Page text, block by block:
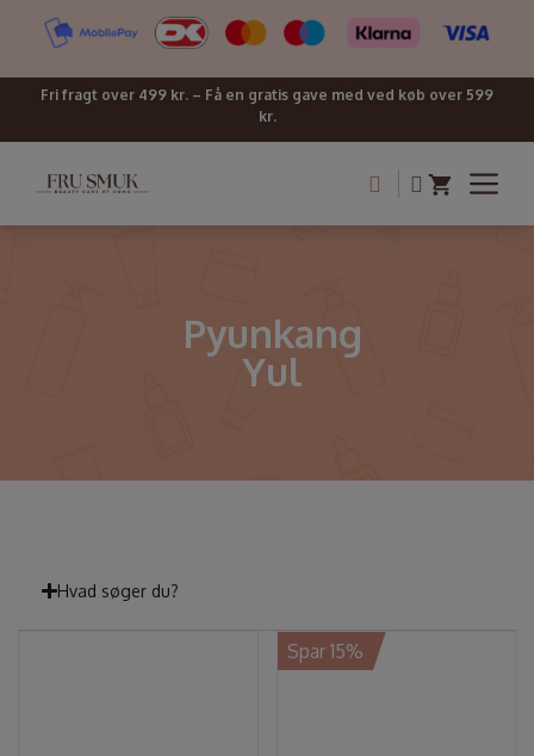
Fri fragt over 499 kr. – Få en gratis gave med ved køb over 599
kr.
Pyunkang
Yul
Hvad søger du?
Spar 15%